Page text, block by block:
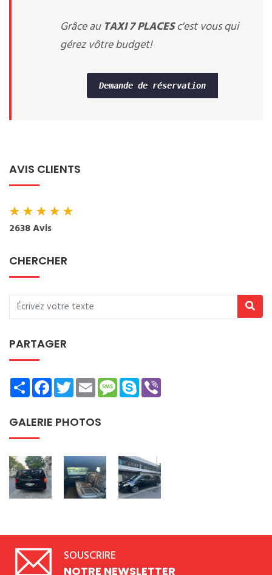
Grâce au TAXI 7 PLACESc'est vous qui
gérez vôtre budget!
Demande de réservation
AVIS CLIENTS
★★★★★
2638 Avis
CHERCHER
PARTAGER
ShareFacebookTwitterEmailMessage
Skype
GALERIE PHOTOS
SOUSCRIRE
NOTRE NEWSLETTER